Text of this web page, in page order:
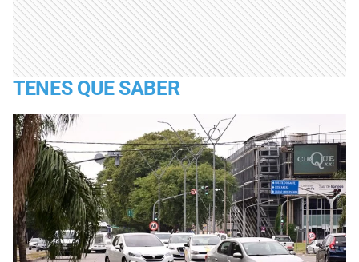
TENES QUE SABER